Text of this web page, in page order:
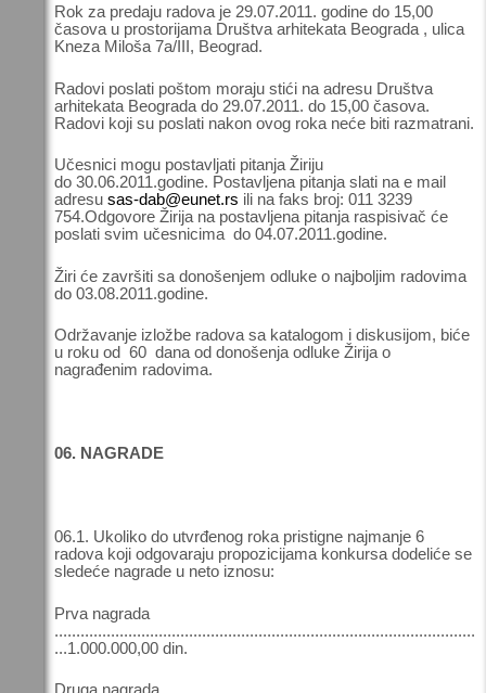
Rok za predaju radova je 29.07.2011. godine do 15,00
časova u prostorijama Društva arhitekata Beograda , ulica
Kneza Miloša 7a/III, Beograd.
Radovi poslati poštom moraju stići na adresu Društva
arhitekata Beograda do 29.07.2011. do 15,00 časova.
Radovi koji su poslati nakon ovog roka neće biti razmatrani.
Učesnici mogu postavljati pitanja Žiriju
do 30.06.2011.godine. Postavljena pitanja slati na e mail
adresu sas-dab@eunet.rs ili na faks broj: 011 3239
754.Odgovore Žirija na postavljena pitanja raspisivač će
poslati svim učesnicima do 04.07.2011.godine.
Žiri će završiti sa donošenjem odluke o najboljim radovima
do 03.08.2011.godine.
Održavanje izložbe radova sa katalogom i diskusijom, biće
u roku od 60 dana od donošenja odluke Žirija o
nagrađenim radovima.
06. NAGRADE
06.1. Ukoliko do utvrđenog roka pristigne najmanje 6
radova koji odgovaraju propozicijama konkursa dodeliće se
sledeće nagrade u neto iznosu:
Prva nagrada
.................................................................................................
...1.000.000,00 din.
Druga nagrada